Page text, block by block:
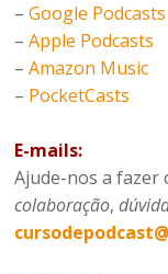
–Google Podcasts
–Apple Podcasts
–Amazon Music
– PocketCasts
E-mails:
Ajude-nos a fazer
colaboração,